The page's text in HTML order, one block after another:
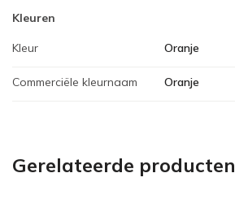
Kleuren
Kleur Oranje
Commerciële kleurnaam Oranje
Gerelateerde producten